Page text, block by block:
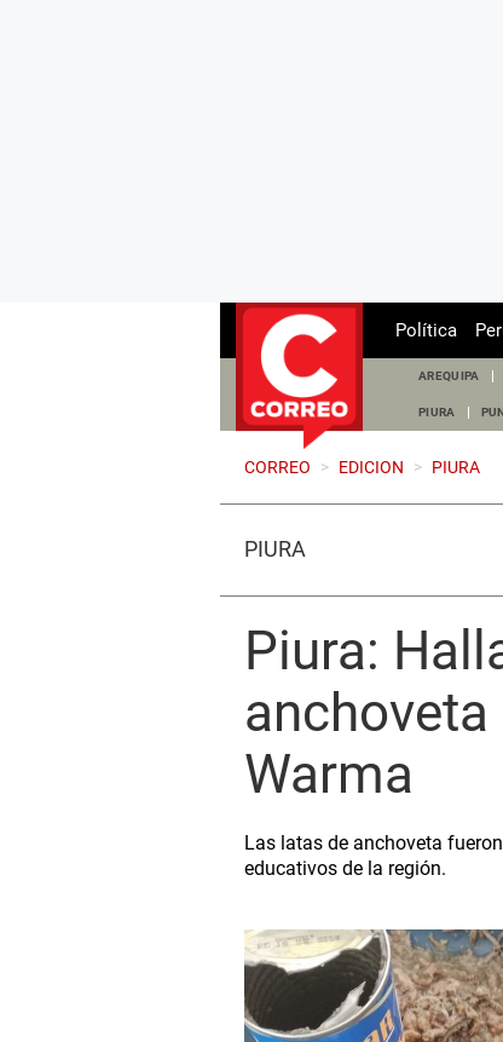
Política
AREQUIPA
PIURA
CORREO > EDICION > PIURA
PIURA
Piura:
Warma
Las latas de anchoveta
educativos de la región.